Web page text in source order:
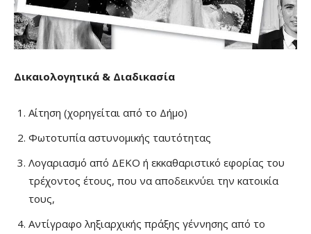
Δικαιολογητικά & Διαδικασία
Αίτηση (χορηγείται από το Δήμο)
Φωτοτυπία αστυνομικής ταυτότητας
Λογαριασμό από ΔΕΚΟ ή εκκαθαριστικό εφορίας του
τρέχοντος έτους, που να αποδεικνύει την κατοικία
τους,
Αντίγραφο ληξιαρχικής πράξης γέννησης από το